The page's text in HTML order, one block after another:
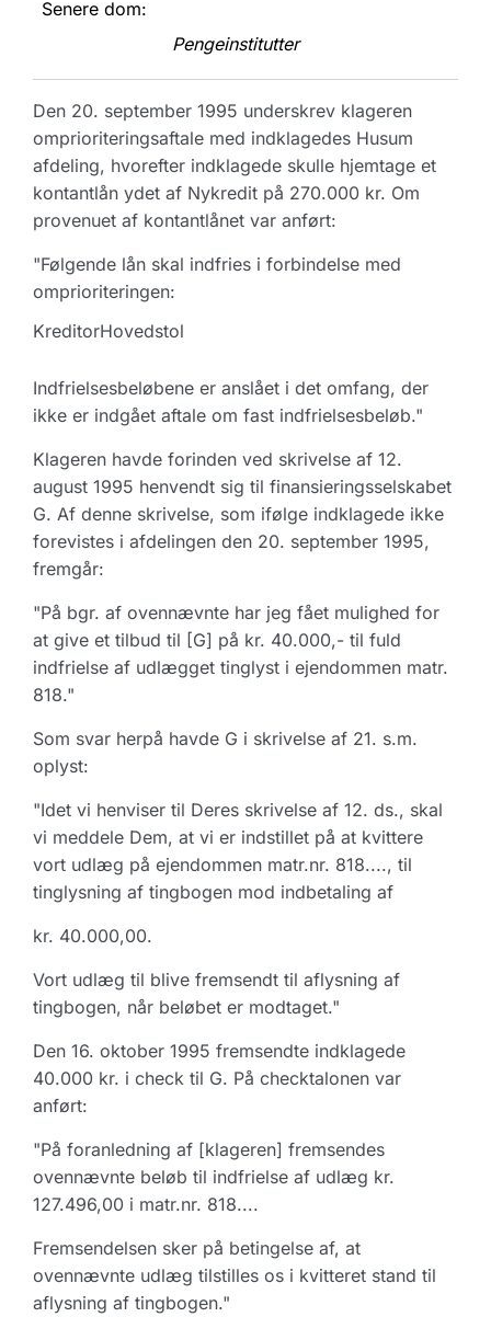
Senere dom:
Pengeinstitutter
Den 20. september 1995 underskrev klageren
omprioriteringsaftale med indklagedes Husum
afdeling, hvorefter indklagede skulle hjemtage et
kontantlån ydet af Nykredit på 270.000 kr. Om
provenuet af kontantlånet var anført:
"Følgende lån skal indfries i forbindelse med
omprioriteringen:
KreditorHovedstol
Indfrielsesbeløbene er anslået i det omfang, der
ikke er indgået aftale om fast indfrielsesbeløb."
Klageren havde forinden ved skrivelse af 12.
august 1995 henvendt sig til finansieringsselskabet
G. Af denne skrivelse, som ifølge indklagede ikke
forevistes i afdelingen den 20. september 1995,
fremgår:
"På bgr. af ovennævnte har jeg fået mulighed for
at give et tilbud til [G] på kr. 40.000,- til fuld
indfrielse af udlægget tinglyst i ejendommen matr.
818."
Som svar herpå havde G i skrivelse af 21. s.m.
oplyst:
"Idet vi henviser til Deres skrivelse af 12. ds., skal
vi meddele Dem, at vi er indstillet på at kvittere
vort udlæg på ejendommen matr.nr. 818...., til
tinglysning af tingbogen mod indbetaling af
kr. 40.000,00.
Vort udlæg til blive fremsendt til aflysning af
tingbogen, når beløbet er modtaget."
Den 16. oktober 1995 fremsendte indklagede
40.000 kr. i check til G. På checktalonen var
anført:
"På foranledning af [klageren] fremsendes
ovennævnte beløb til indfrielse af udlæg kr.
127.496,00 i matr.nr. 818....
Fremsendelsen sker på betingelse af, at
ovennævnte udlæg tilstilles os i kvitteret stand til
aflysning af tingbogen."